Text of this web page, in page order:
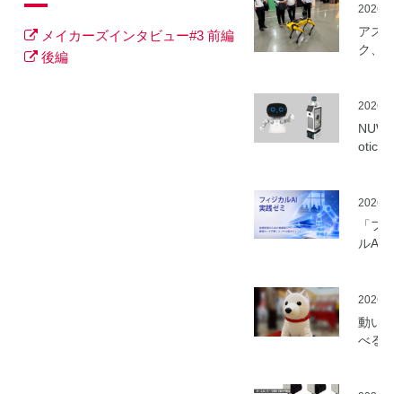
メイカーズインタビュー#3 前編
後編
アスラ
ク、
を活用
建設向
ボット
実施
NUWA
otics社
いを開
「フィ
ルAI実
動いて
べる「